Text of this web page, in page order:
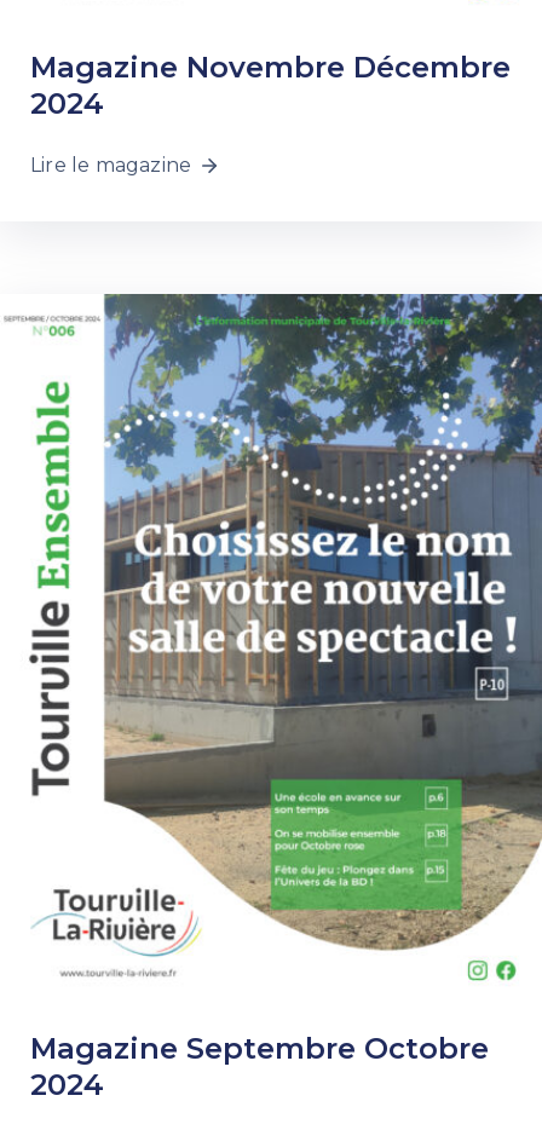
Magazine Novembre Décembre
2024
Lire le magazine
Magazine Septembre Octobre
2024